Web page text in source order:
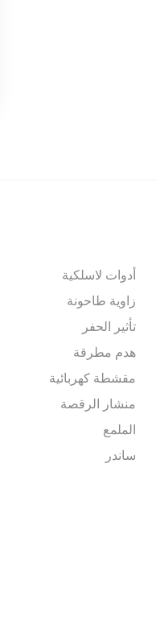
أدوات لاسلكية
زاوية طاحونة
تأثير الحفر
هدم مطرقة
مقشطة كهربائية
منشار الرقصة
الملمع
ساندر